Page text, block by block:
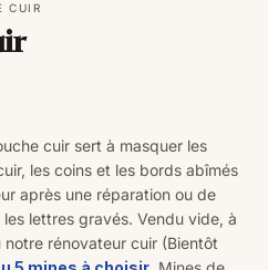
CUIR
cuir sert à masquer les
les coins et les bords abîmés
après une réparation ou de
lettres gravés. Vendu vide, à
rénovateur cuir (Bientôt